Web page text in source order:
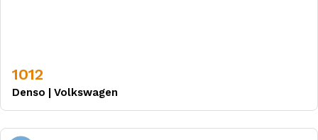
1012
Denso | Volkswagen